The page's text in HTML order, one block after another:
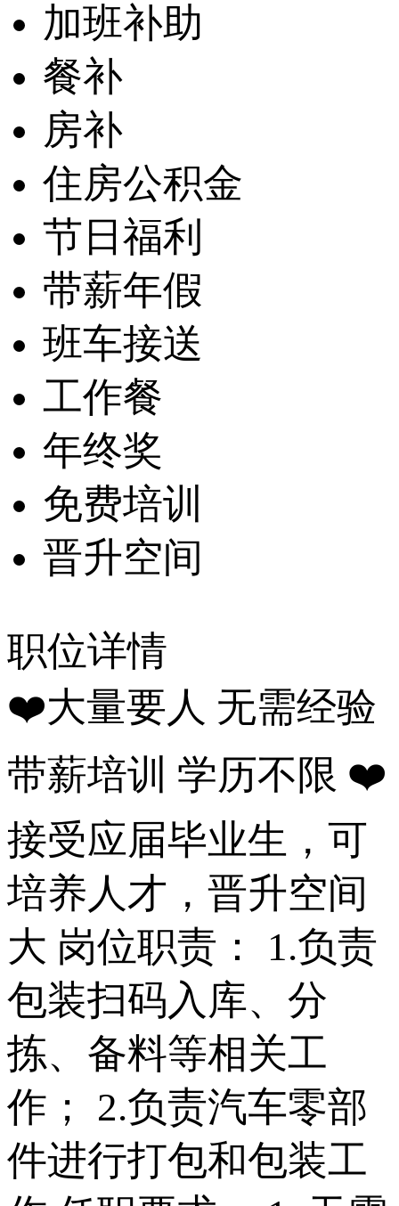
加班补助
餐补
房补
住房公积金
节日福利
带薪年假
班车接送
工作餐
年终奖
免费培训
晋升空间
职位详情
❤️大量要人 无需经验
带薪培训 学历不限 ❤️
接受应届毕业生，可
培养人才，晋升空间
大 岗位职责： 1.负责
包装扫码入库、分
拣、备料等相关工
作； 2.负责汽车零部
件进行打包和包装工